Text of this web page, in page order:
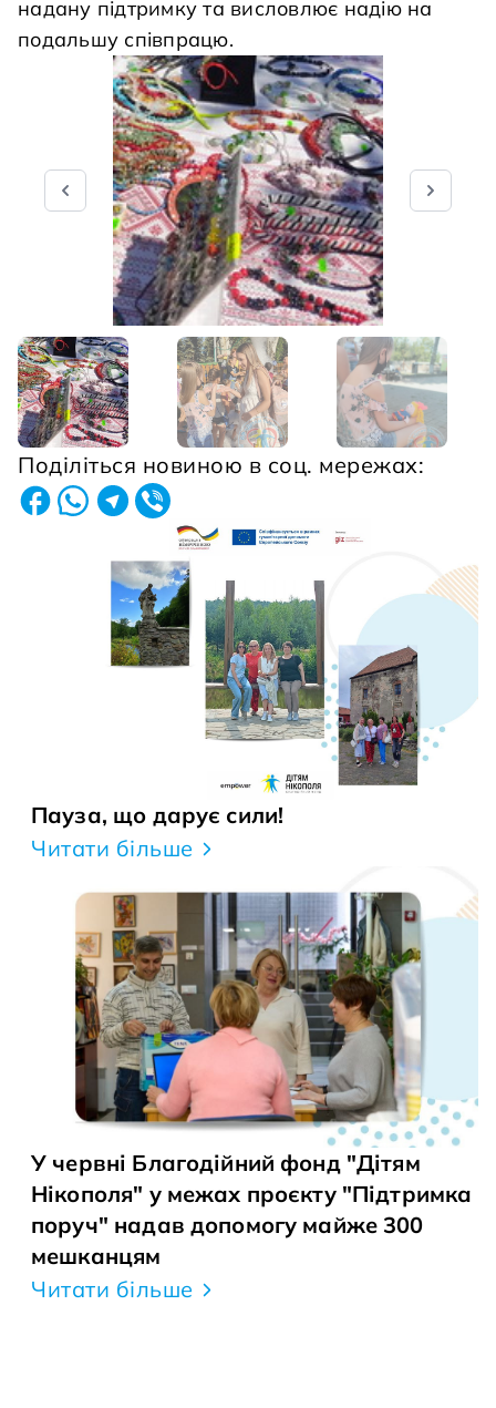
надану підтримку та висловлює надію на
подальшу співпрацю.
Поділіться новиною в соц. мережах:
Пауза, що дарує сили!
Читати більше
У червні Благодійний фонд "Дітям
Нікополя" у межах проєкту "Підтримка
поруч" надав допомогу майже 300
мешканцям
Читати більше